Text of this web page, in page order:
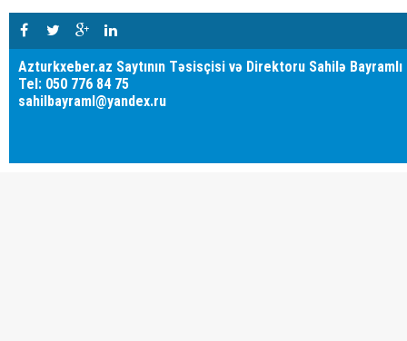
Azturkxeber.az Saytının Təsisçisi və Direktoru Sahilə Bayramlı
Tel: 050 776 84 75
sahilbayraml@yandex.ru